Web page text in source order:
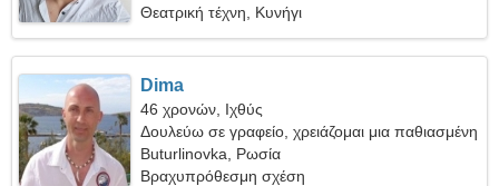
Θεατρική τέχνη, Κυνήγι
Dima
46 χρονών, Ιχθύς
Δουλεύω σε γραφείο, χρειάζομαι μια παθιασμένη
γυναίκα
Buturlinovka, Ρωσία
Βραχυπρόθεσμη σχέση